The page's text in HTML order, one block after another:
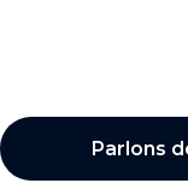
Parlons